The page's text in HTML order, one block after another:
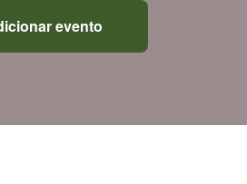
evento